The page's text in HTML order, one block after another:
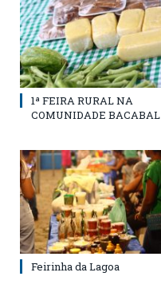
1ª FEIRA RURAL NA
COMUNIDADE BACABAL
Feirinha da Lagoa